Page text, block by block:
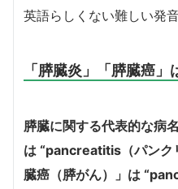
英語らしくない難しい発
「膵臓炎」「膵臓癌」
膵臓に関する代表的な病
は “pancreatitis（パンク
臓癌（膵がん）」は